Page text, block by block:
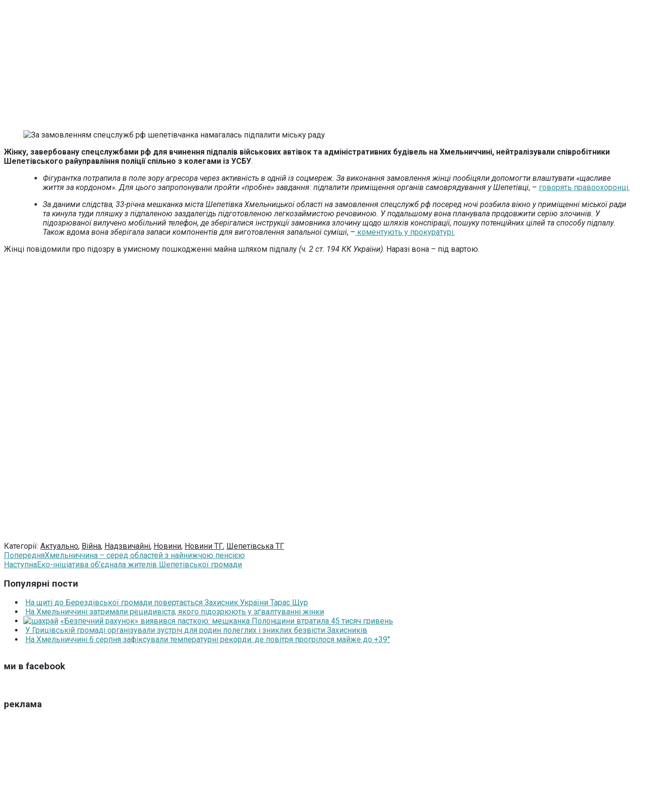
Жінку, завербовану спецслужбами рф для вчинення підпалів військових автівок та адміністративних будівель на Хмельниччині, нейтралізували співробітники
Шепетівського райуправління поліції спільно з колегами із УСБУ.
Фігурантка потрапила в поле зору агресора через активність в одній із соцмереж. За виконання замовлення жінці пообіцяли допомогти влаштувати «щасливе
життя за кордоном». Для цього запропонували пройти «пробне» завдання: підпалити приміщення органів самоврядування у Шепетівці, – говорять правоохоронці.
За даними слідства, 33-річна мешканка міста Шепетівка Хмельницької області на замовлення спецслужб рф посеред ночі розбила вікно у приміщенні міської ради
та кинула туди пляшку з підпаленою заздалегідь підготовленою легкозаймистою речовиною. У подальшому вона планувала продовжити серію злочинів. У
підозрюваної вилучено мобільний телефон, де зберігалися інструкції замовника злочину щодо шляхів конспірації, пошуку потенційних цілей та способу підпалу.
Також вдома вона зберігала запаси компонентів для виготовлення запальної суміші, – коментують у прокуратурі.
Жінці повідомили про підозру в умисному пошкодженні майна шляхом підпалу (ч. 2 ст. 194 КК України). Наразі вона – під вартою.
Категорії: Актуально, Війна, Надзвичайні, Новини, Новини ТГ, Шепетівська ТГ
ПопередняХмельниччина – серед областей з найнижчою пенсією
НаступнаЕко-ініціатива об’єднала жителів Шепетівської громади
Популярні пости
На щиті до Берездівської громади повертається Захисник України Тарас Щур
На Хмельниччині затримали рецидивіста, якого підозрюють у зґвалтуванні жінки
«Безпечний рахунок» виявився пасткою: мешканка Полонщини втратила 45 тисяч гривень
У Грицівській громаді організували зустріч для родин полеглих і зниклих безвісти Захисників
На Хмельниччині 6 серпня зафіксували температурні рекорди: де повітря прогрілося майже до +39°
ми в facebook
реклама